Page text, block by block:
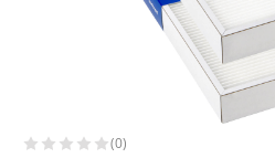
(0)